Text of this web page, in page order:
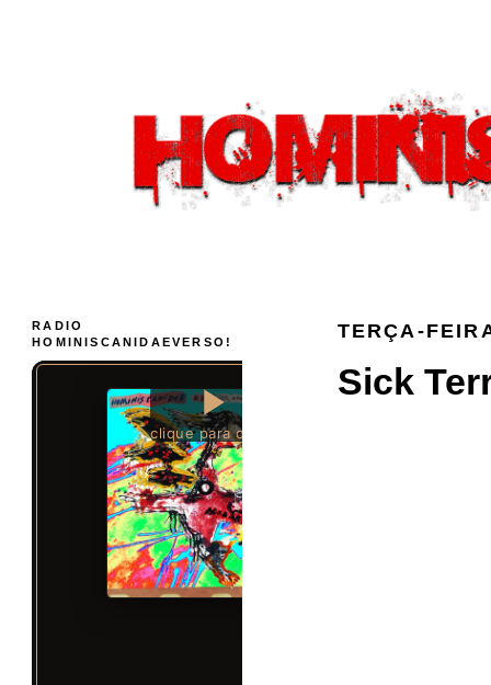
TERÇA-
Sick
RADIO
HOMINISCANIDAEVERSO!